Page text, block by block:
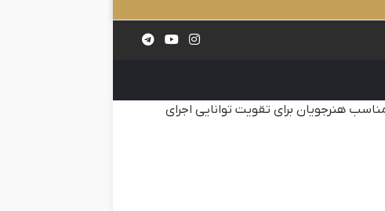
هنرجویان برای تقویت توانایی اجرای